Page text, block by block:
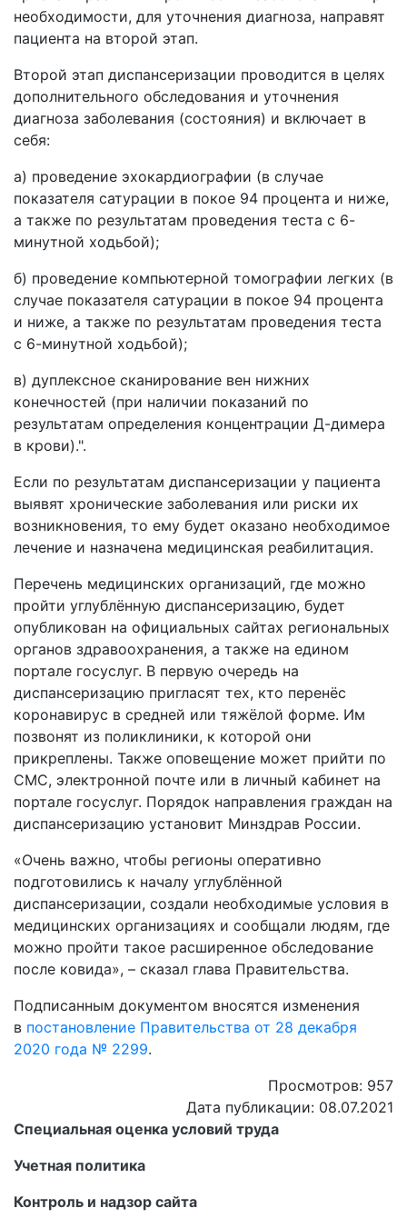
необходимости, для уточнения диагноза, направят
пациента на второй этап.
Второй этап диспансеризации проводится в целях
дополнительного обследования и уточнения
диагноза заболевания (состояния) и включает в
себя:
а) проведение эхокардиографии (в случае
показателя сатурации в покое 94 процента и ниже,
а также по результатам проведения теста с 6-
минутной ходьбой);
б) проведение компьютерной томографии легких (в
случае показателя сатурации в покое 94 процента
и ниже, а также по результатам проведения теста
с 6-минутной ходьбой);
в) дуплексное сканирование вен нижних
конечностей (при наличии показаний по
результатам определения концентрации Д-димера
в крови).".
Если по результатам диспансеризации у пациента
выявят хронические заболевания или риски их
возникновения, то ему будет оказано необходимое
лечение и назначена медицинская реабилитация.
Перечень медицинских организаций, где можно
пройти углублённую диспансеризацию, будет
опубликован на официальных сайтах региональных
органов здравоохранения, а также на едином
портале госуслуг. В первую очередь на
диспансеризацию пригласят тех, кто перенёс
коронавирус в средней или тяжёлой форме. Им
позвонят из поликлиники, к которой они
прикреплены. Также оповещение может прийти по
СМС, электронной почте или в личный кабинет на
портале госуслуг. Порядок направления граждан на
диспансеризацию установит Минздрав России.
«Очень важно, чтобы регионы оперативно
подготовились к началу углублённой
диспансеризации, создали необходимые условия в
медицинских организациях и сообщали людям, где
можно пройти такое расширенное обследование
после ковида», – сказал глава Правительства.
Подписанным документом вносятся изменения
в постановление Правительства от 28 декабря
2020 года № 2299.
Просмотров: 957
Дата публикации: 08.07.2021
Специальная оценка условий труда
Учетная политика
Контроль и надзор сайта